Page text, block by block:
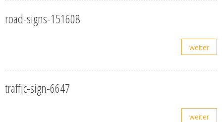
road-signs-151608
weiter
traffic-sign-6647
weiter